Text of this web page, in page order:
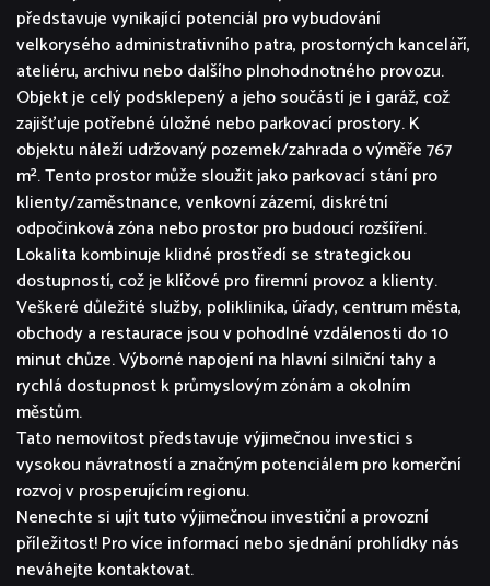
představuje vynikající potenciál pro vybudování
velkorysého administrativního patra, prostorných kanceláří,
ateliéru, archivu nebo dalšího plnohodnotného provozu.
Objekt je celý podsklepený a jeho součástí je i garáž, což
zajišťuje potřebné úložné nebo parkovací prostory. K
objektu náleží udržovaný pozemek/zahrada o výměře 767
m². Tento prostor může sloužit jako parkovací stání pro
klienty/zaměstnance, venkovní zázemí, diskrétní
odpočinková zóna nebo prostor pro budoucí rozšíření.
Lokalita kombinuje klidné prostředí se strategickou
dostupností, což je klíčové pro firemní provoz a klienty.
Veškeré důležité služby, poliklinika, úřady, centrum města,
obchody a restaurace jsou v pohodlné vzdálenosti do 10
minut chůze. Výborné napojení na hlavní silniční tahy a
rychlá dostupnost k průmyslovým zónám a okolním
městům.
Tato nemovitost představuje výjimečnou investici s
vysokou návratností a značným potenciálem pro komerční
rozvoj v prosperujícím regionu.
Nenechte si ujít tuto výjimečnou investiční a provozní
příležitost! Pro více informací nebo sjednání prohlídky nás
neváhejte kontaktovat.